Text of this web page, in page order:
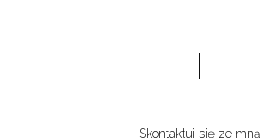
Skontaktuj się ze mną